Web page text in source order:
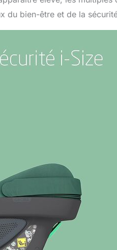
du bien-être et de la